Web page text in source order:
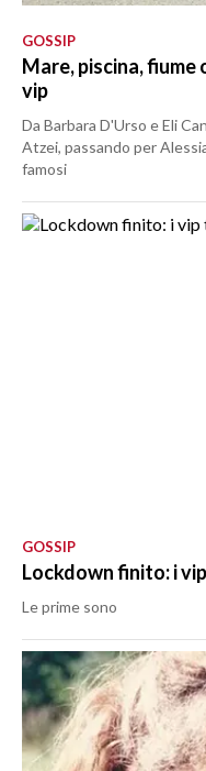
GOSSIP
Mare, piscina,
vip
Da Barbara D'Urso e Eli
Atzei, passando per
famosi
GOSSIP
Lockdown finito: i
Le prime sono